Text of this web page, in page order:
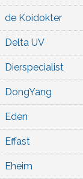
de Koidokter
Delta UV
Dierspecialist
DongYang
Eden
Effast
Eheim